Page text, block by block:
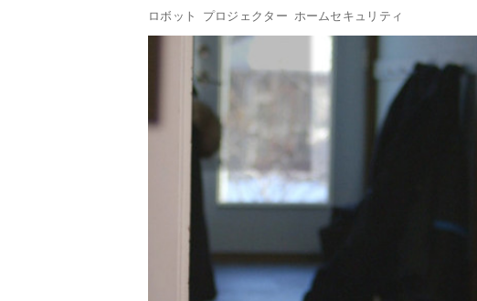
ロボット プロジェクター ホームセキュリティ